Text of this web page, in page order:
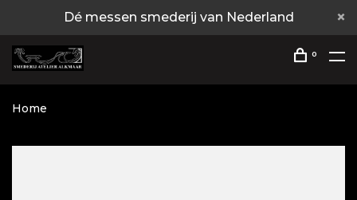
Dé messen smederij van Nederland
0
Home